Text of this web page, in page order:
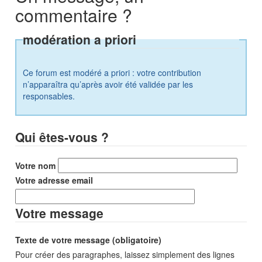
commentaire ?
modération a priori
Ce forum est modéré a priori : votre contribution
n’apparaîtra qu’après avoir été validée par les
responsables.
Qui êtes-vous ?
Votre nom
Votre adresse email
Votre message
Texte de votre message (obligatoire)
Pour créer des paragraphes, laissez simplement des lignes